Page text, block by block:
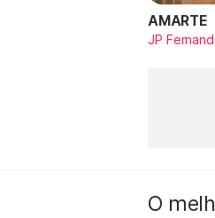
AMARTE
JP
O